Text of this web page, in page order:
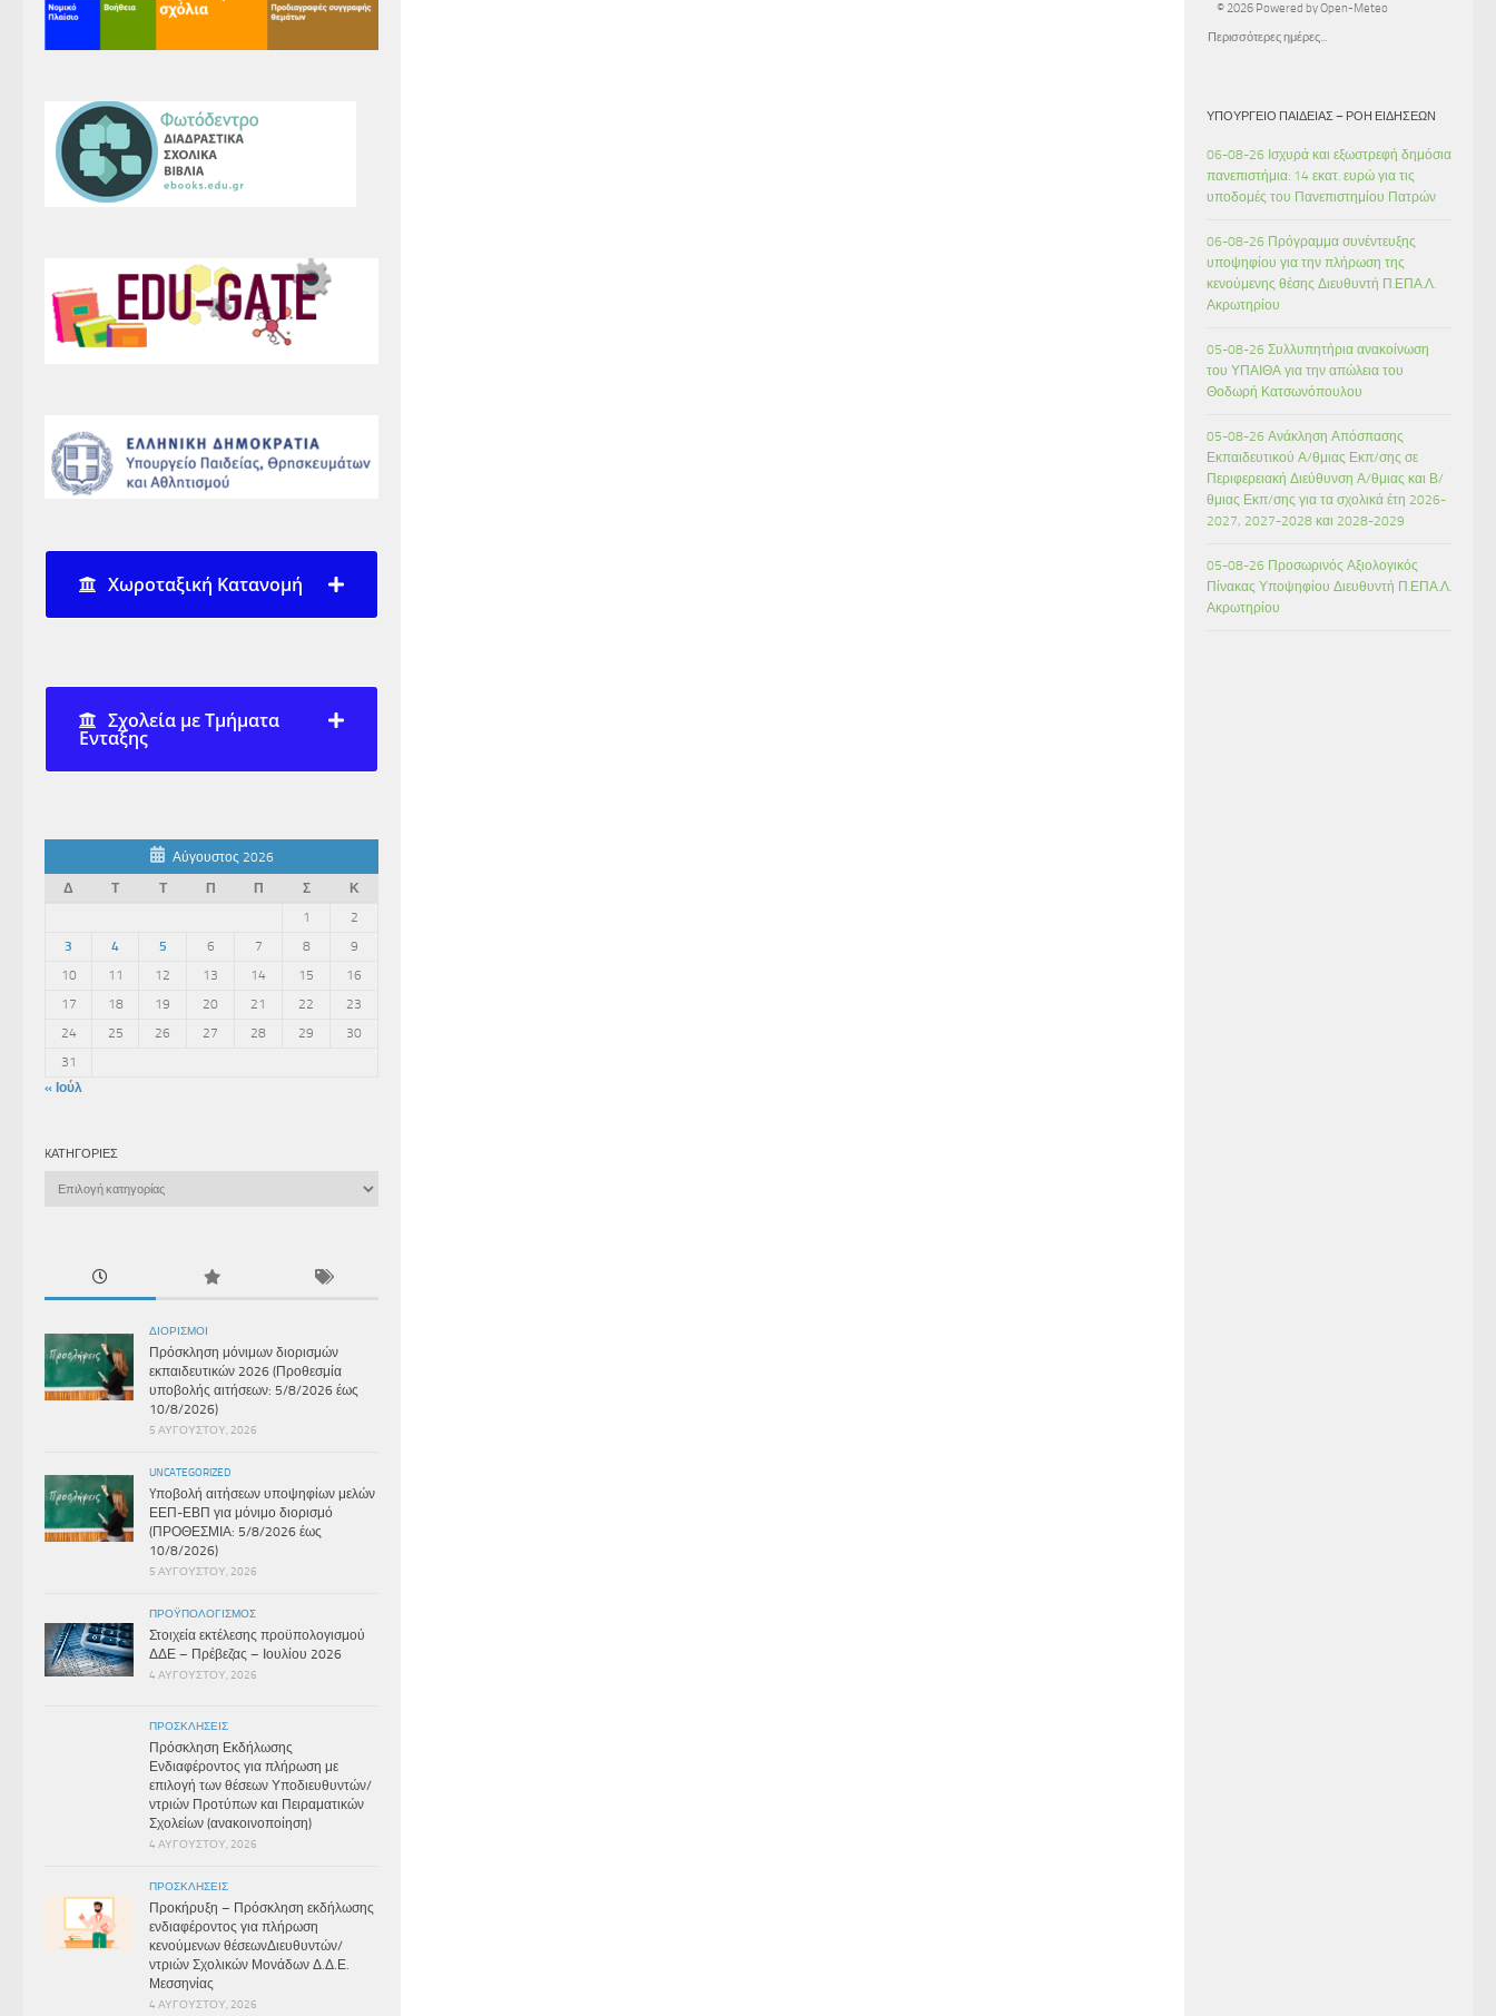
Χωροταξική Κατανομή
Σχολεία με Τμήματα
Ενταξης
Αύγουστος 2026
Δ
Τ Τ Π Π Σ
Κ
1
2
3
4 5 6 7 8
9
10
11 12 13 14 15
16
17
18 19 20 21 22
23
24
25 26 27 28 29
30
31
« Ιούλ
KΑΤΗΓΟΡΊΕΣ
Kατηγορίες
ΔΙΟΡΙΣΜΟΊ
Πρόσκληση μόνιμων διορισμών
εκπαιδευτικών 2026 (Προθεσμία
υποβολής αιτήσεων: 5/8/2026 έως
10/8/2026)
5 ΑΥΓΟΎΣΤΟΥ, 2026
UNCATEGORIZED
Yποβολή αιτήσεων υποψηφίων μελών
ΕΕΠ-ΕΒΠ για μόνιμο διορισμό
(ΠΡΟΘΕΣΜΙΑ: 5/8/2026 έως
10/8/2026)
5 ΑΥΓΟΎΣΤΟΥ, 2026
ΠΡΟΫΠΟΛΟΓΙΣΜΌΣ
Στοιχεία εκτέλεσης προϋπολογισμού
ΔΔΕ – Πρέβεζας – Ιουλίου 2026
4 ΑΥΓΟΎΣΤΟΥ, 2026
ΠΡΟΣΚΛΉΣΕΙΣ
Πρόσκληση Εκδήλωσης
Ενδιαφέροντος για πλήρωση με
επιλογή των θέσεων Υποδιευθυντών/
ντριών Προτύπων και Πειραματικών
Σχολείων (ανακοινοποίηση)
4 ΑΥΓΟΎΣΤΟΥ, 2026
ΠΡΟΣΚΛΉΣΕΙΣ
Προκήρυξη – Πρόσκληση εκδήλωσης
ενδιαφέροντος για πλήρωση
κενούμενων θέσεωνΔιευθυντών/
ντριών Σχολικών Μονάδων Δ.Δ.Ε.
Μεσσηνίας
4 ΑΥΓΟΎΣΤΟΥ, 2026
© 2026 Powered by Open-Meteo
Περισσότερες ημέρες...
ΥΠΟΥΡΓΕΊΟ ΠΑΙΔΕΊΑΣ – ΡΟΉ ΕΙΔΉΣΕΩΝ
06-08-26 Ισχυρά και εξωστρεφή δημόσια
πανεπιστήμια: 14 εκατ. ευρώ για τις
υποδομές του Πανεπιστημίου Πατρών
06-08-26 Πρόγραμμα συνέντευξης
υποψηφίου για την πλήρωση της
κενούμενης θέσης Διευθυντή Π.ΕΠΑ.Λ.
Ακρωτηρίου
05-08-26 Συλλυπητήρια ανακοίνωση
του ΥΠΑΙΘΑ για την απώλεια του
Θοδωρή Κατσωνόπουλου
05-08-26 Ανάκληση Απόσπασης
Εκπαιδευτικού Α/θμιας Εκπ/σης σε
Περιφερειακή Διεύθυνση Α/θμιας και Β/
θμιας Εκπ/σης για τα σχολικά έτη 2026-
2027, 2027-2028 και 2028-2029
05-08-26 Προσωρινός Αξιολογικός
Πίνακας Υποψηφίου Διευθυντή Π.ΕΠΑ.Λ.
Ακρωτηρίου